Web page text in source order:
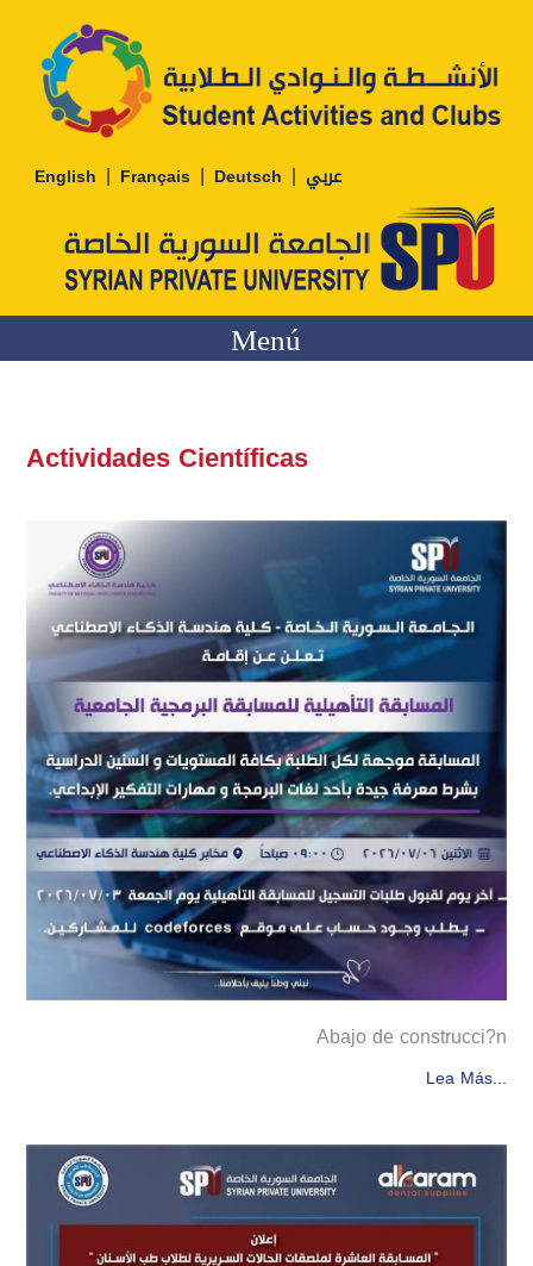
English | Français | Deutsch | عربي
Menú
Actividades Científicas
Abajo de construcci?n
Lea Más...